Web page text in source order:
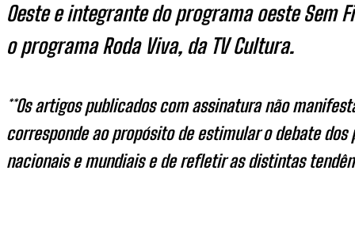
Oeste e integrante do programa oeste Sem
o programa Roda Viva, da TV Cultura.
**Os artigos publicados com assinatura não
corresponde ao propósito de estimular o debate
nacionais e mundiais e de refletir as distintas